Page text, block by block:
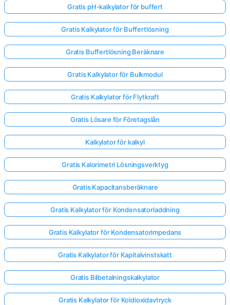
Gratis pH-kalkylator för buffert
Gratis Kalkylator för Buffertlösning
Gratis Buffertlösning Beräknare
Gratis Kalkylator för Bulkmodul
Gratis Kalkylator för Flytkraft
Gratis Lösare för Företagslån
Kalkylator för kalkyl
Gratis Kalorimetri Lösningsverktyg
Gratis Kapacitansberäknare
Gratis Kalkylator för Kondensatorladdning
Gratis Kalkylator för Kondensatorimpedans
Gratis Kalkylator för Kapitalvinstskatt
Gratis Bilbetalningskalkylator
Gratis Kalkylator för Koldioxidavtryck